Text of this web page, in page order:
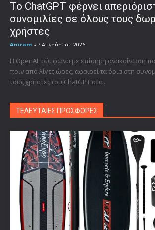
Το ChatGPT φέρνει
συνομιλίες σε όλους τους
χρήστες
Aniram - 7 Αυγούστου 2026
Η OpenAI, σύμφωνα με επίσημη ανακοίνωση
πριν από λίγες ώρες, αφαιρεί τα όρια στη
τους χρήστες του ChatGPT στα...
ΤΕΛΕΥΤΑΙΕΣ ΠΡΟΣΦΟΡΕΣ